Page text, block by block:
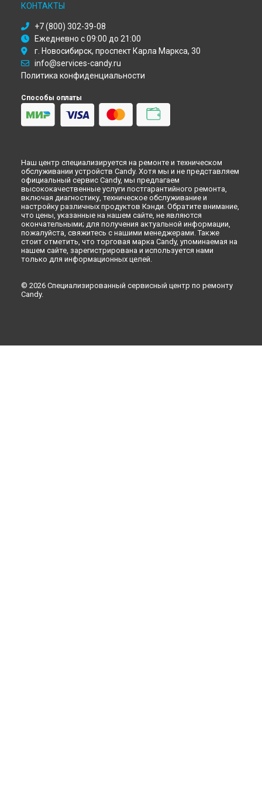
Ремонт холодильника CKBBS 100 Candy в
Ремонт холодильника CKBBS 100 Candy в
КОНТАКТЫ
+7 (800) 302-39-08
Ежедневно с 09:00 до 21:00
г. Новосибирск, проспект Карла Маркса, 30
info@services-candy.ru
Политика конфиденциальности
Способы оплаты
Наш центр специализируется на ремонте и техническом
обслуживании устройств Candy. Хотя мы и не представляем
официальный сервис Candy, мы предлагаем
высококачественные услуги постгарантийного ремонта,
включая диагностику, техническое обслуживание и
настройку различных продуктов Кэнди. Обратите внимание,
что цены, указанные на нашем сайте, не являются
окончательными; для получения актуальной информации,
пожалуйста, свяжитесь с нашими менеджерами. Также
стоит отметить, что торговая марка Candy, упоминаемая на
нашем сайте, зарегистрирована и используется нами
только для информационных целей.
© 2026 Специализированный сервисный центр по ремонту
Candy.